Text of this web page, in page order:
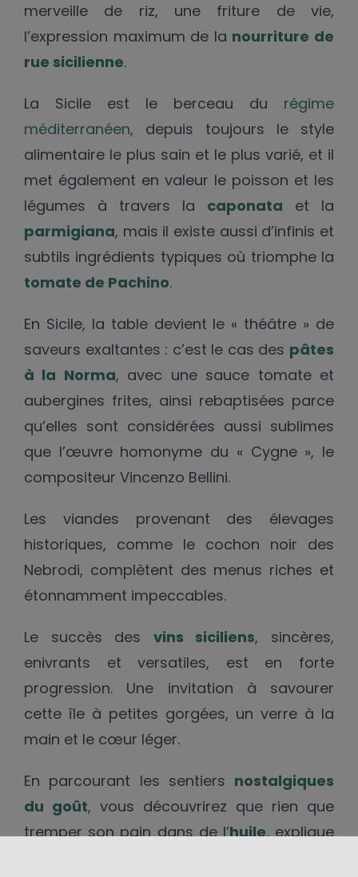
merveille de riz, une friture de vie,
l’expression maximum de la nourriture de
rue sicilienne.
La Sicile est le berceau du régime
méditerranéen, depuis toujours le style
alimentaire le plus sain et le plus varié, et il
met également en valeur le poisson et les
légumes à travers la caponata et la
parmigiana, mais il existe aussi d’infinis et
subtils ingrédients typiques où triomphe la
tomate de Pachino.
En Sicile, la table devient le « théâtre » de
saveurs exaltantes : c’est le cas des pâtes
à la Norma, avec une sauce tomate et
aubergines frites, ainsi rebaptisées parce
qu’elles sont considérées aussi sublimes
que l’œuvre homonyme du « Cygne », le
compositeur Vincenzo Bellini.
Les viandes provenant des élevages
historiques, comme le cochon noir des
Nebrodi, complètent des menus riches et
étonnamment impeccables.
Le succès des vins siciliens, sincères,
enivrants et versatiles, est en forte
progression. Une invitation à savourer
cette île à petites gorgées, un verre à la
main et le cœur léger.
En parcourant les sentiers nostalgiques
du goût, vous découvrirez que rien que
tremper son pain dans de l’huile, explique